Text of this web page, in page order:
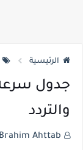
الرئيسية
جدول
والتردد
Brahim Ahttab